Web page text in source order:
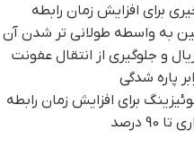
برای افزایش زمان رابطه
به واسطه طولانی تر شدن آن
و جلوگیری از انتقال عفونت
پاره شدگی
برای افزایش زمان رابطه
درصد